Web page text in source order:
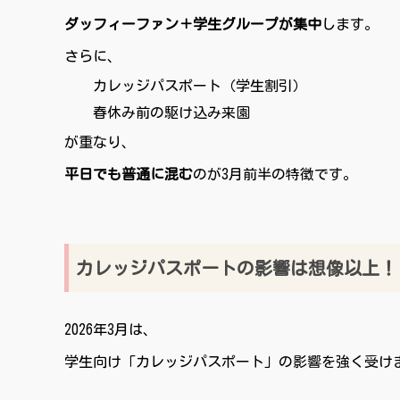
ダッフィーファン＋学生グループが集中します。
さらに、
カレッジパスポート（学生割引）
春休み前の駆け込み来園
が重なり、
平日でも普通に混むのが3月前半の特徴です。
カレッジパスポートの影響は想像以上！
2026年3月は、
学生向け「カレッジパスポート」の影響を強く受け